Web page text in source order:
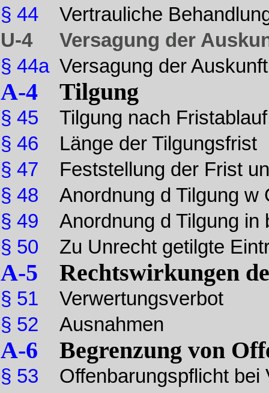
§ 44
U-4
§ 44a
A-4
§ 45
§ 46
§ 47
§ 48
§ 49
§ 50
A-5
§ 51
§ 52
A-6
§ 53
Vertrauliche
Versagung der
Versagung der Auskunft
Tilgung
Tilgung nach Fristablauf
Länge der Tilgungsfrist
Feststellung der Frist
Anordnung d Tilgung w
Anordnung d Tilgung in
Zu Unrecht getilgte
Rechtswirkungen
Verwertungsverbot
Ausnahmen
Begrenzung von
Offenbarungspflicht bei